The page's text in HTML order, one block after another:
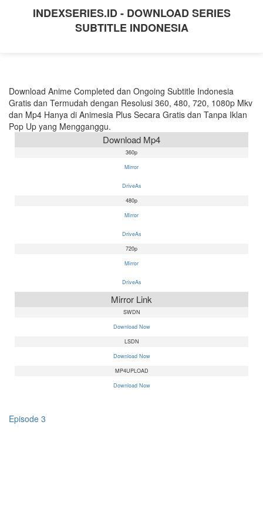
INDEXSERIES.ID - DOWNLOAD SERIES
SUBTITLE INDONESIA
Download Anime Completed dan Ongoing Subtitle Indonesia
Gratis dan Termudah dengan Resolusi 360, 480, 720, 1080p Mkv
dan Mp4 Hanya di Animesia Plus Secara Gratis dan Tanpa Iklan
Pop Up yang Mengganggu.
Download Mp4
360p
Mirror
DriveAs
480p
Mirror
DriveAs
720p
Mirror
DriveAs
Mirror Link
SWDN
Download Now
LSDN
Download Now
MP4UPLOAD
Download Now
Episode 3